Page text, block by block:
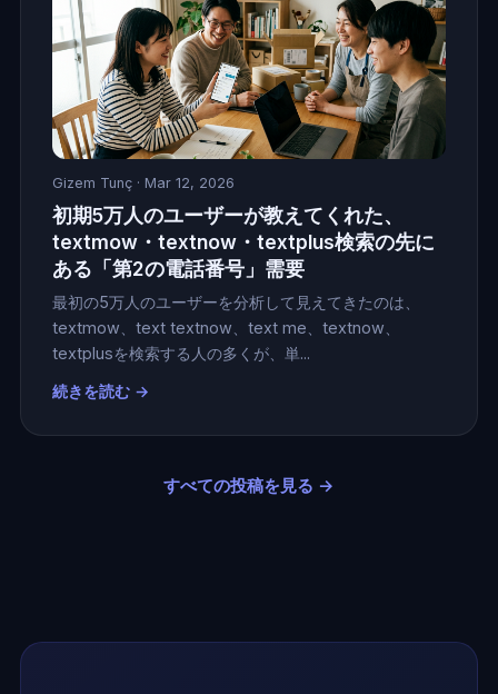
Gizem Tunç· Mar 12, 2026
初期5万人のユーザーが教えてくれた、
textmow・textnow・textplus検索の先に
ある「第2の電話番号」需要
最初の5万人のユーザーを分析して見えてきたのは、
textmow、text textnow、text me、textnow、
textplusを検索する人の多くが、単...
続きを読む →
すべての投稿を見る →